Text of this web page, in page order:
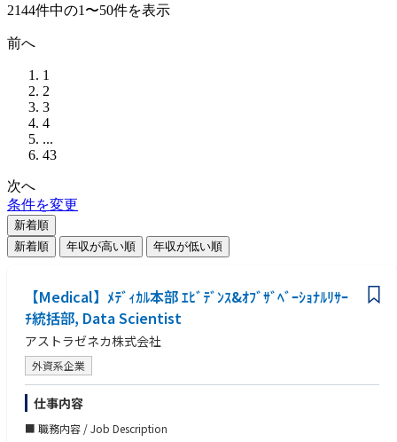
2144件中の1〜50件を表示
前へ
1
2
3
4
...
43
次へ
条件を変更
新着順
新着順
年収が高い順 年収が低い順
【Medical】ﾒﾃﾞｨｶﾙ本部 ｴﾋﾞﾃﾞﾝｽ&ｵﾌﾞｻﾞﾍﾞｰｼｮﾅﾙﾘｻｰ
ﾁ統括部, Data Scientist
アストラゼネカ株式会社
外資系企業
仕事内容
■ 職務内容 / Job Description